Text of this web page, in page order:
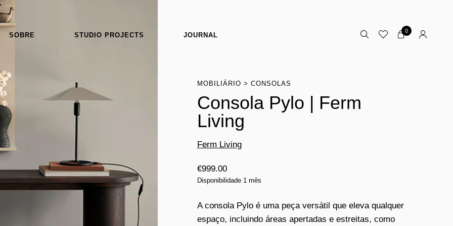
SOBRE STUDIO PROJECTS JOURNAL
0
MOBILIÁRIO CONSOLAS
Consola Pylo | Ferm
Living
Ferm Living
€999.00
Disponibilidade 1 mês
A consola Pylo é uma peça versátil que eleva qualquer
espaço, incluindo áreas apertadas e estreitas, como